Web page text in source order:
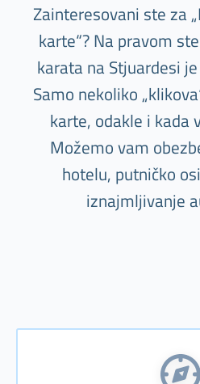
Zainteresovani ste za
karte“? Na pravom
karata na Stjuardesi
Samo nekoliko
karte, odakle i kada
Možemo vam
hotelu, putničko
iznajmljivanje